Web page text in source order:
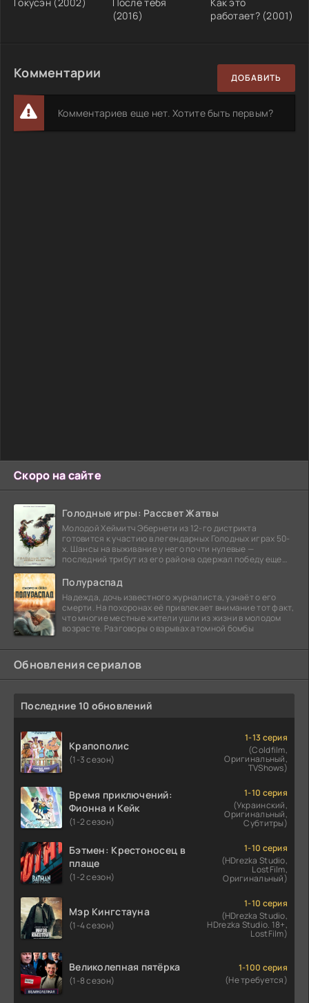
Скоро на сайте
Голодные игры: Рассвет Жатвы
Молодой Хеймитч Эбернети из 12-го дистрикта
готовится к участию в легендарных Голодных играх 50-
х. Шансы на выживание у него почти нулевые —
последний трибут из его района одержал победу еще
Полураспад
Надежда, дочь известного журналиста, узнаёт о его
смерти. На похоронах её привлекает внимание тот факт,
что многие местные жители ушли из жизни в молодом
возрасте. Разговоры о взрывах атомной бомбы
Обновления сериалов
Последние 10 обновлений
Крапополис
(1-3 сезон)
1-13 серия
(Coldfilm,
Оригинальный,
TVShows)
Время приключений:
Фионна и Кейк
(1-2 сезон)
1-10 серия
(Украинский,
Оригинальный,
Субтитры)
Бэтмен: Крестоносец в
плаще
(1-2 сезон)
1-10 серия
(HDrezka Studio,
LostFilm,
Оригинальный)
Мэр Кингстауна
(1-4 сезон)
1-10 серия
(HDrezka Studio,
HDrezka Studio. 18+,
LostFilm)
Великолепная пятёрка
(1-8 сезон)
1-100 серия
(Не требуется)
(2016)
работает? (2001)
Комментарии ДОБАВИТЬ
Комментариев еще нет. Хотите быть первым?